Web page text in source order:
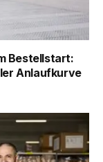
Bestellstart:
Anlaufkurve